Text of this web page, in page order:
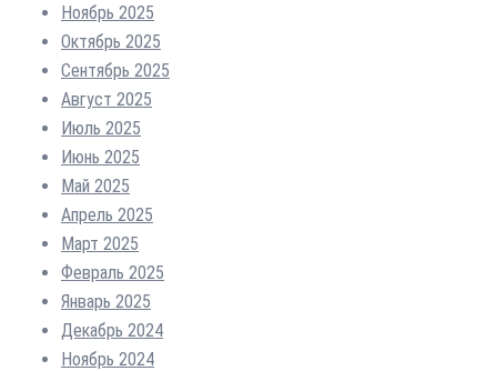
Ноябрь 2025
Октябрь 2025
Сентябрь 2025
Август 2025
Июль 2025
Июнь 2025
Май 2025
Апрель 2025
Март 2025
Февраль 2025
Январь 2025
Декабрь 2024
Ноябрь 2024